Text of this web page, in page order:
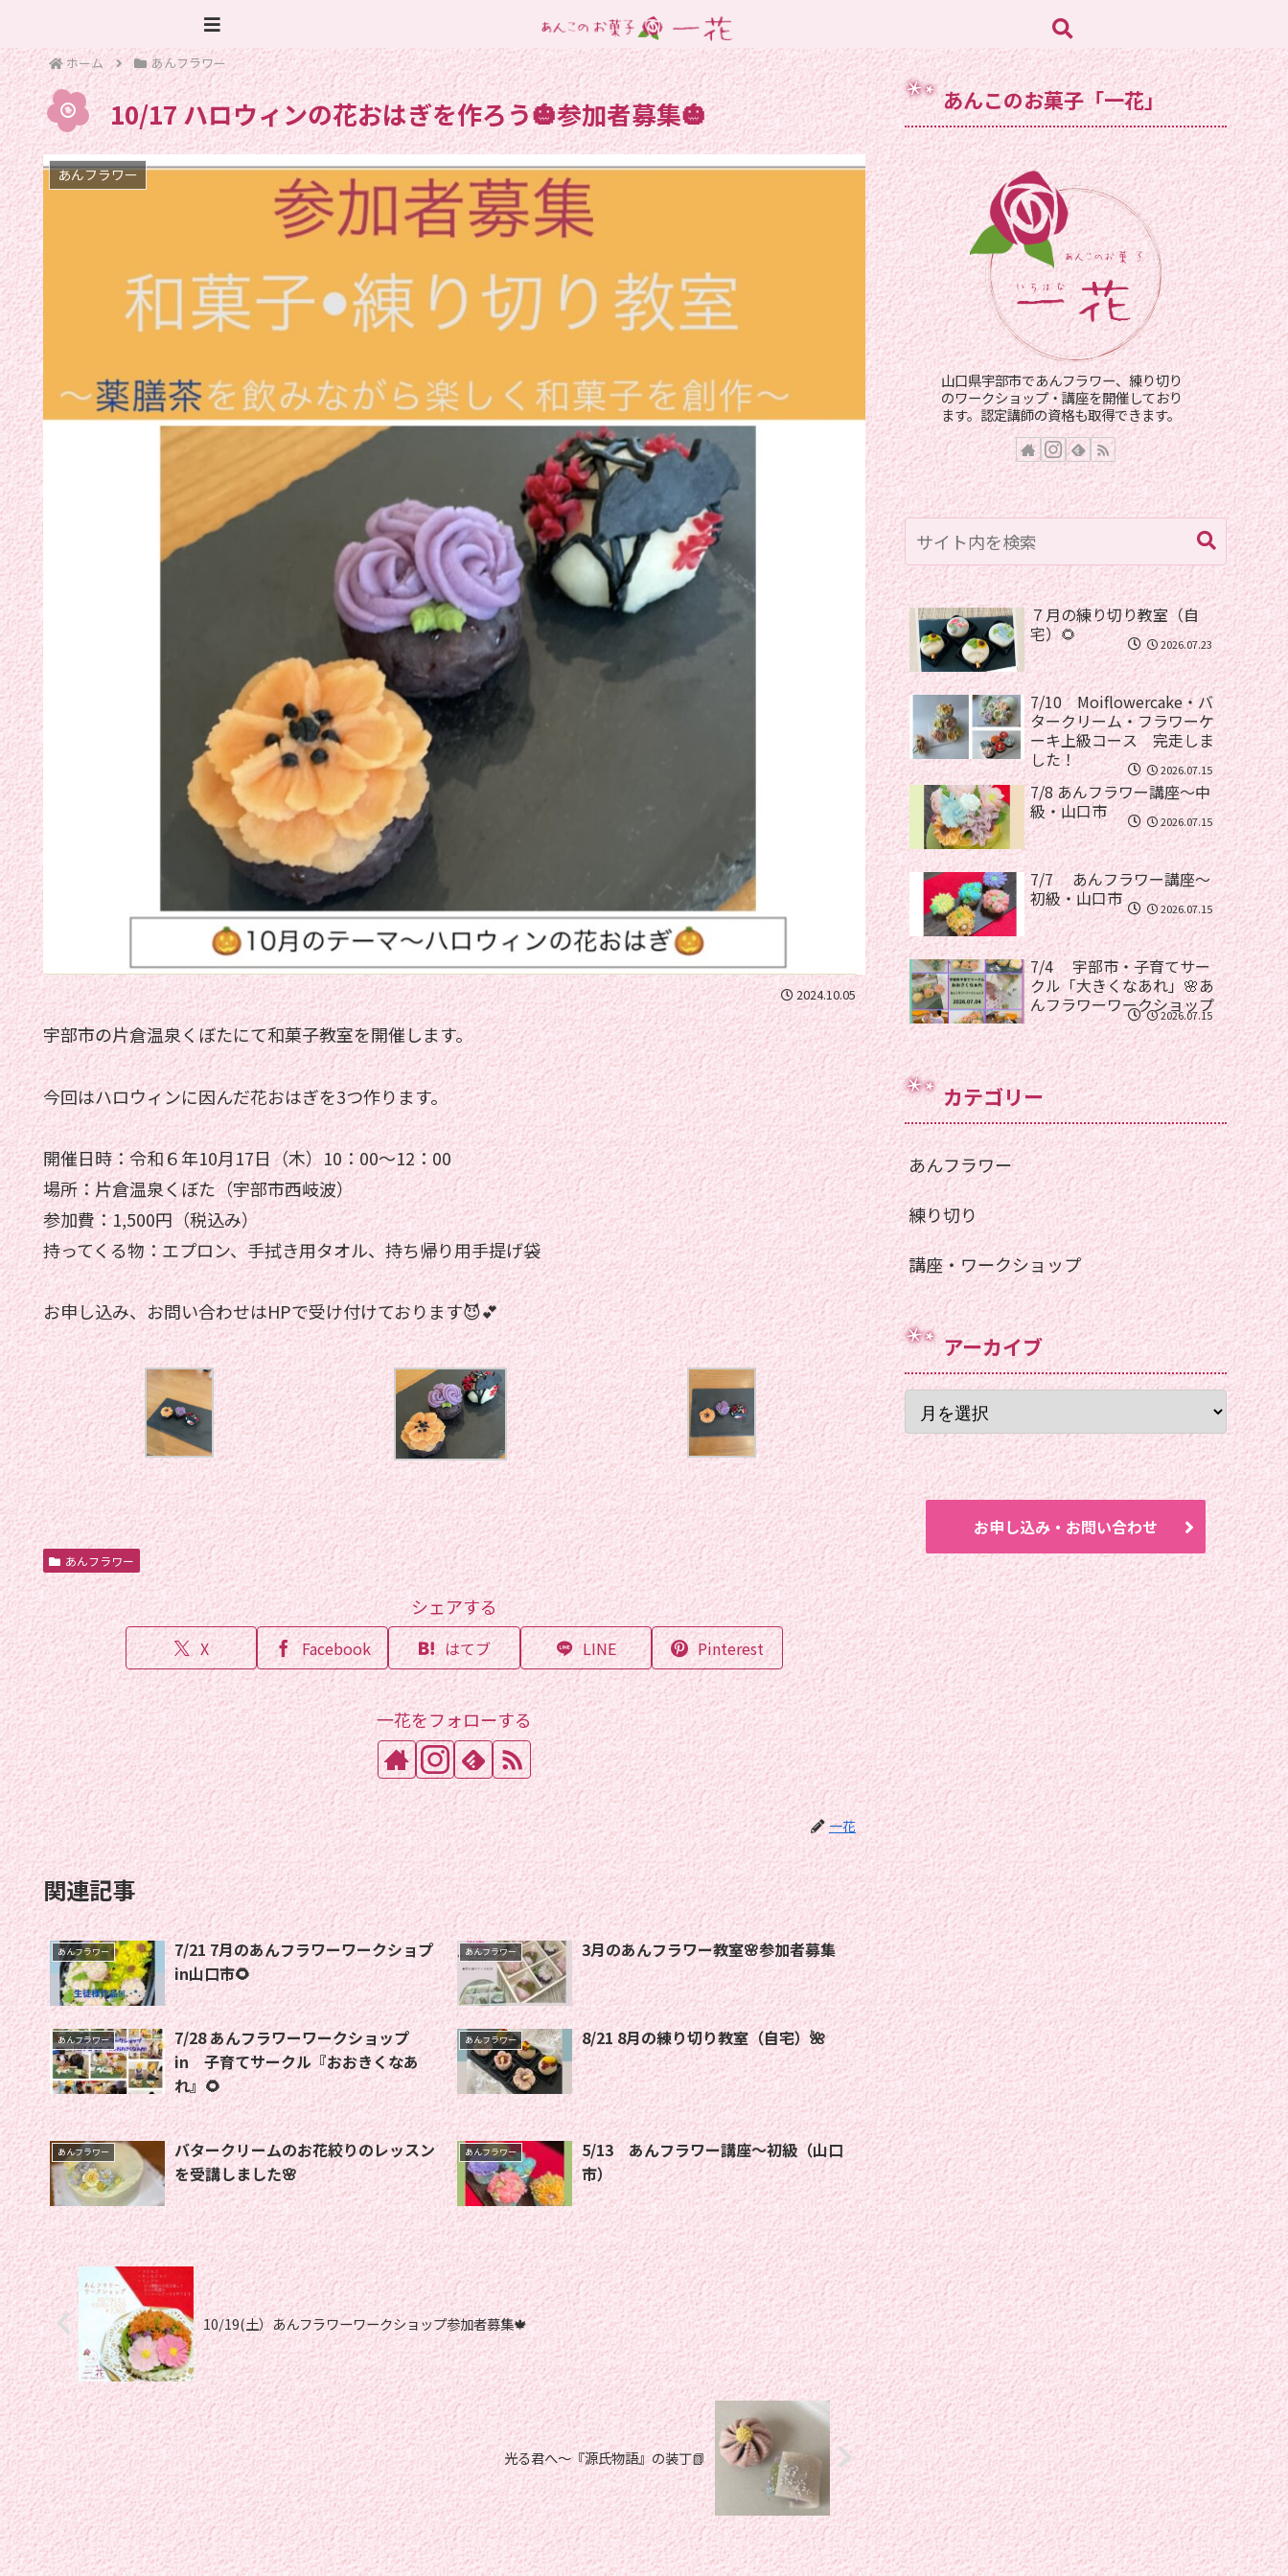
ホーム あんフラワー
10/17 ハロウィンの花おはぎを作ろう🎃参加者募集🎃
あんフラワー
2024.10.05
宇部市の片倉温泉くぼたにて和菓子教室を開催します。
今回はハロウィンに因んだ花おはぎを3つ作ります。
開催日時：令和６年10月17日（木）10：00〜12：00
場所：片倉温泉くぼた（宇部市西岐波）
参加費：1,500円（税込み）
持ってくる物：エプロン、手拭き用タオル、持ち帰り用手提げ袋
お申し込み、お問い合わせはHPで受け付けております😈💕
あんフラワー
シェアする
X Facebook はてブ LINE Pinterest
一花をフォローする
一花
関連記事
あんフラワー
7/21 7月のあんフラワーワークショプ
in山口市🌻
あんフラワー 3月のあんフラワー教室🌸参加者募集
あんフラワー
7/28 あんフラワーワークショップ
in 子育てサークル『おおきくなあ
れ』🌻
あんフラワー 8/21 8月の練り切り教室（自宅）🌺
あんフラワー
バタークリームのお花絞りのレッスン
を受講しました🌸
あんフラワー
5/13 あんフラワー講座〜初級（山口
市）
10/19(土）あんフラワーワークショップ参加者募集🍁
光る君へ〜『源氏物語』の装丁📗
あんこのお菓子「一花」
山口県宇部市であんフラワー、練り切り
のワークショップ・講座を開催しており
ます。認定講師の資格も取得できます。
７月の練り切り教室（自
宅）🌻
2026.07.23
7/10 Moiflowercake・バ
タークリーム・フラワーケ
ーキ上級コース 完走しま
した！
2026.07.15
7/8 あんフラワー講座〜中
級・山口市
2026.07.15
7/7 あんフラワー講座〜
初級・山口市
2026.07.15
7/4 宇部市・子育てサー
クル「大きくなあれ」🌸あ
んフラワーワークショップ
2026.07.15
カテゴリー
あんフラワー
練り切り
講座・ワークショップ
アーカイブ
お申し込み・お問い合わせ